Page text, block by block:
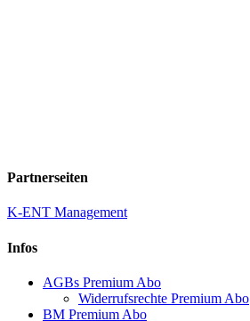
Partnerseiten
K-ENT Management
Infos
AGBs Premium Abo
Widerrufsrechte Premium Abo
BM Premium Abo